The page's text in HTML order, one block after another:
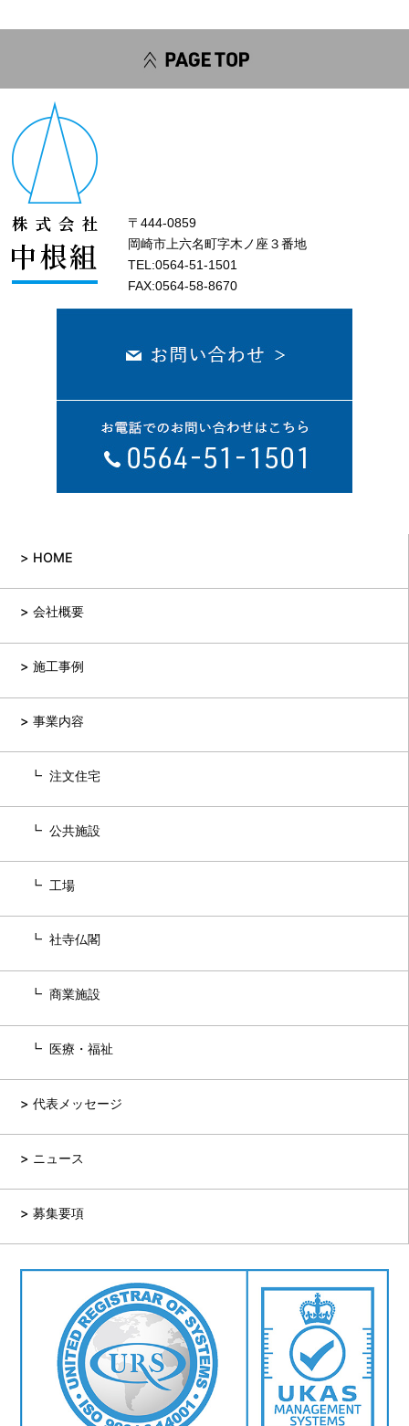
〒444-0859
岡崎市上六名町字木ノ座３番地
TEL:0564-51-1501
FAX:0564-58-8670
HOME
会社概要
施工事例
事業内容
注文住宅
公共施設
工場
社寺仏閣
商業施設
医療・福祉
代表メッセージ
ニュース
募集要項